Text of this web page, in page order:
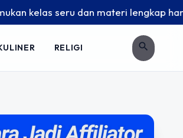
kelas seru dan materi lengkap
RELIGI search